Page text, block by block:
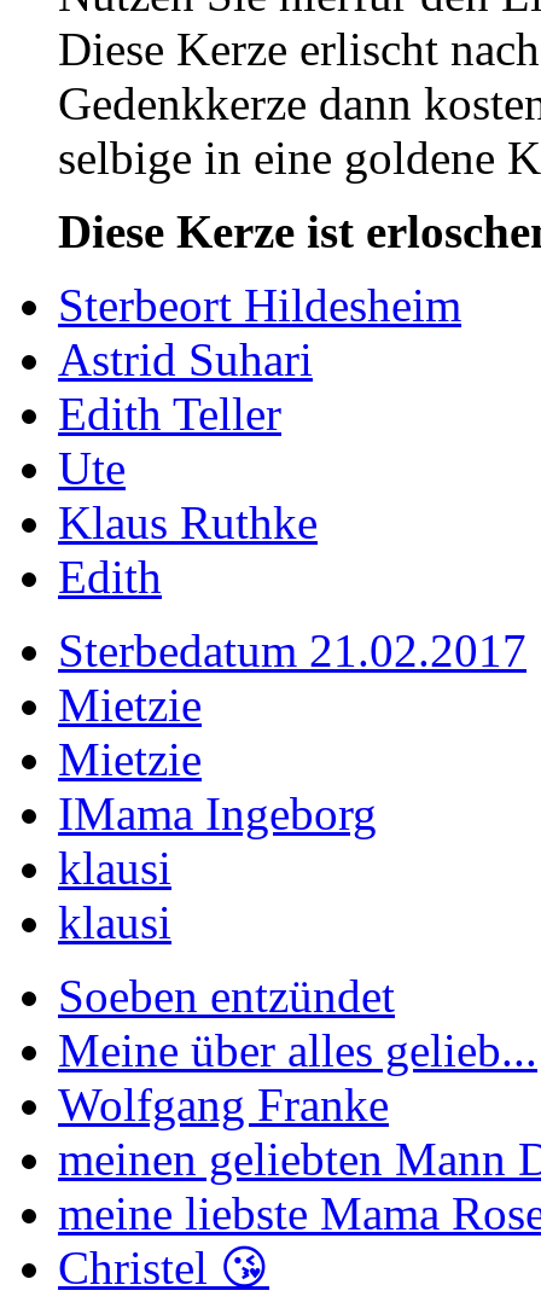
Diese Kerze erlischt
Gedenkkerze dann
selbige in eine goldene
Diese Kerze ist
Sterbeort Hildesheim
Astrid Suhari
Edith Teller
Ute
Klaus Ruthke
Edith
Sterbedatum 21.02.2017
Mietzie
Mietzie
IMama Ingeborg
klausi
klausi
Soeben entzündet
Meine über alles gelieb...
Wolfgang Franke
meinen geliebten Mann
meine liebste Mama
Christel 😘